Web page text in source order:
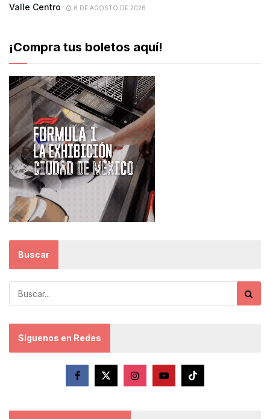
Valle Centro
6 DE AGOSTO DE 2026
¡Compra tus boletos aquí!
Buscar
Síguenos en Redes